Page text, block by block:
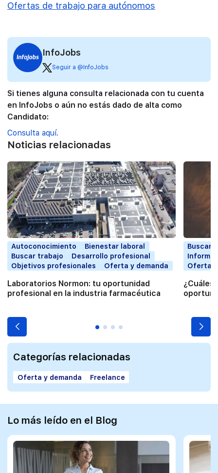
Ofertas de trabajo para autónomos
InfoJobs
Seguir a @InfoJobs
Si tienes alguna consulta relacionada con tu cuenta
en InfoJobs o aún no estás dado de alta como
Candidato:
Consulta aquí.
Noticias relacionadas
Autoconocimiento
Bienestar laboral
Buscar trabajo
Desarrollo profesional
Objetivos profesionales
Oferta y demanda
Laboratorios Normon: tu oportunidad
profesional en la industria farmacéutica
Buscar
Oferta
¿Cuáles
Categorías relacionadas
Oferta y demanda Freelance
Lo más leído en el Blog